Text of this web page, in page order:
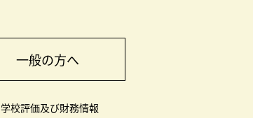
一般の方へ
学校評価及び財務情報